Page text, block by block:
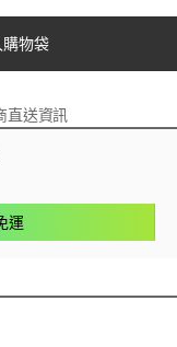
物袋
直送資訊
運